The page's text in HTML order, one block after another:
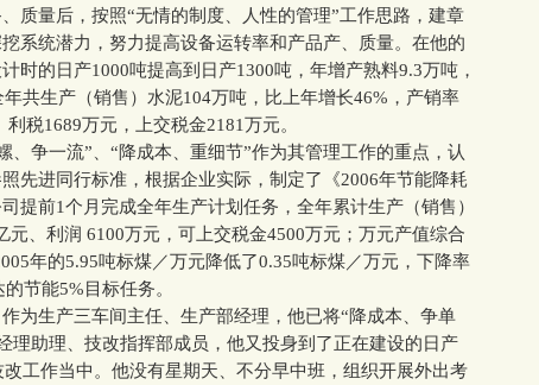
质量后，按照“无情的制度、人性的管理”工作思路，建章
系统潜力，努力提高设备运转率和产品产、质量。在他的
时的日产1000吨提高到日产1300吨，年增产熟料9.3万吨，
共生产（销售）水泥104万吨，比上年增长46%，产销率
税1689万元，上交税金2181万元。
争一流”、“降成本、重细节”作为其管理工作的重点，认
先进同行标准，根据企业实际，制定了《2006年节能降耗
提前1个月完成全年生产计划任务，全年累计生产（销售）
元、利润 6100万元，可上交税金4500万元；万元产值综合
年的5.95吨标煤／万元降低了0.35吨标煤／万元，下降率
节能5%目标任务。
生产三车间主任、生产部经理，他已将“降成本、争单
理助理、技改指挥部成员，他又投身到了正在建设的日产
工作当中。他没有星期天、不分早中班，组织开展外出考